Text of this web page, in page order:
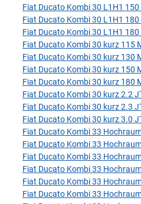
Fiat Ducato Kombi 30 L1H1 150
Fiat Ducato Kombi 30 L1H1
Fiat Ducato Kombi 30 L1H1
Fiat Ducato Kombi 30 kurz 115
Fiat Ducato Kombi 30 kurz 130
Fiat Ducato Kombi 30 kurz 150
Fiat Ducato Kombi 30 kurz 180
Fiat Ducato Kombi 30 kurz 2.2
Fiat Ducato Kombi 30 kurz 2.3
Fiat Ducato Kombi 30 kurz 3.0
Fiat Ducato Kombi 33
Fiat Ducato Kombi 33
Fiat Ducato Kombi 33
Fiat Ducato Kombi 33
Fiat Ducato Kombi 33
Fiat Ducato Kombi 33